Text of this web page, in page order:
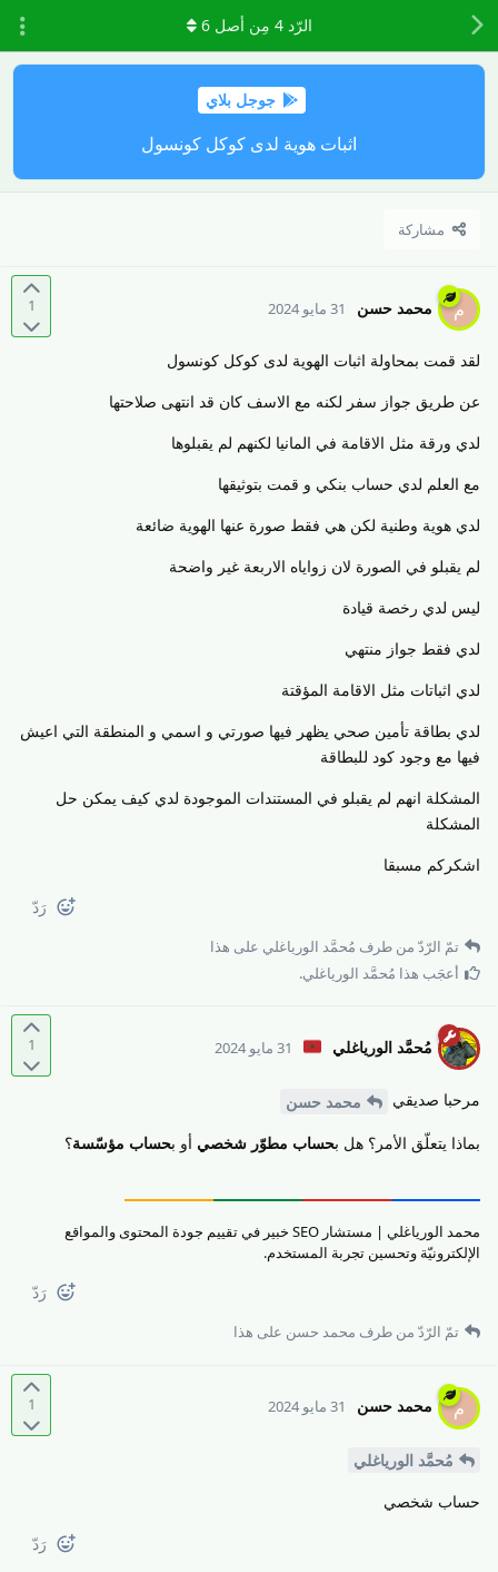
جوجل بلاي
اثبات هوية لدى كوكل كونسول
مشاركة
الرّد4 مِن أصل6
1 م محمد حسن 31 مايو 2024
لقد قمت بمحاولة اثبات الهوية لدى كوكل كونسول
عن طريق جواز سفر لكنه مع الاسف كان قد انتهى صلاحتها
لدي ورقة مثل الاقامة في المانيا لكنهم لم يقبلوها
مع العلم لدي حساب بنكي و قمت بتوثيقها
لدي هوية وطنية لكن هي فقط صورة عنها الهوية ضائعة
لم يقبلو في الصورة لان زواياه الاربعة غير واضحة
ليس لدي رخصة قيادة
لدي فقط جواز منتهي
لدي اثباتات مثل الاقامة المؤقتة
لدي بطاقة تأمين صحي يظهر فيها صورتي و اسمي و المنطقة التي اعيش
فيها مع وجود كود للبطاقة
المشكلة انهم لم يقبلو في المستندات الموجودة لدي كيف يمكن حل
المشكلة
اشكركم مسبقا
رَدّ
تمّ الرّدّ من طرف مُحمَّد الورياغلي على هذا
أعجَب هذا مُحمَّد الورياغلي.
1 مُحمَّد الورياغلي 31 مايو 2024
مرحبا صديقي
محمد حسن
بماذا يتعلّق الأمر؟ هل بحساب مطوّر شخصي أو بحساب مؤسّسة؟
محمد الورياغلي | مستشار SEO خبير في تقييم جودة المحتوى والمواقع
الإلكترونيّة وتحسين تجربة المستخدم.
رَدّ
تمّ الرّدّ من طرف محمد حسن على هذا
1 م محمد حسن 31 مايو 2024
مُحمَّد الورياغلي
حساب شخصي
رَدّ